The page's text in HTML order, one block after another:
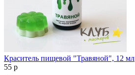
Краситель пищевой "Травяной", 12 мл
55 p